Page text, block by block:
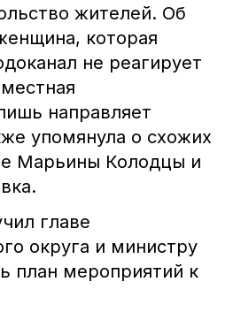
жителей. Об
которая
не реагирует
направляет
упомянула о схожих
Марьины Колодцы и
главе
округа и министру
план мероприятий к